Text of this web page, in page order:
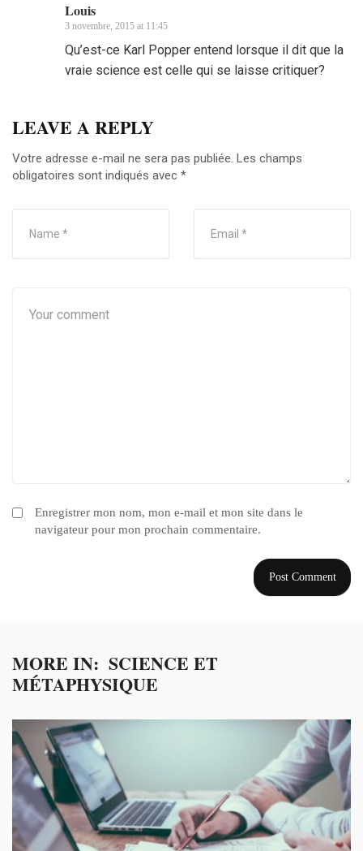
Louis
3 novembre, 2015 at 11:45
Qu’est-ce Karl Popper entend lorsque il dit que la
vraie science est celle qui se laisse critiquer?
LEAVE A REPLY
Votre adresse e-mail ne sera pas publiée. Les champs
obligatoires sont indiqués avec *
Enregistrer mon nom, mon e-mail et mon site dans le
navigateur pour mon prochain commentaire.
MORE IN: SCIENCE ET
MÉTAPHYSIQUE